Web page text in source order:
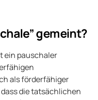
gemeint?
ein pauschaler
als förderfähiger
die tatsächlichen